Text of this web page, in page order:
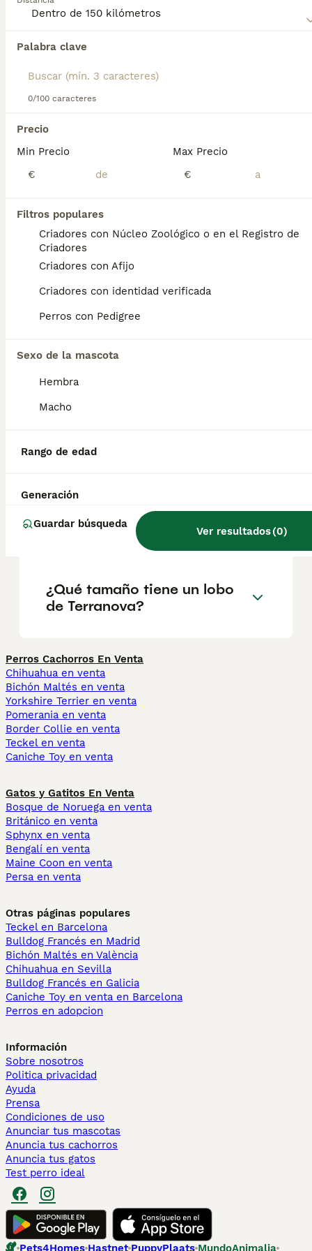
Palabra clave
0/100 caracteres
Precio
Min Precio
€
Max Precio
€
Filtros populares
Criadores con Núcleo Zoológico o en el Registro de
Criadores
Criadores con Afijo
Criadores con identidad verificada
Perros con Pedigree
Sexo de la mascota
Hembra
Macho
Rango de edad
Generación
Guardar búsqueda
Ver resultados(0)
para obtener información sobre esta raza de perro.
Encontramos 0 Terranova Cachorros en venta
Si deseas exactamente esta búsqueda guarda tu
búsqueda y espera el resultado perfecto:
Preguntas frecuentes
¿Cuánto cuesta un cachorro
de Terranova?
El coste medio de un cachorro de Terranova
en España es de aproximadamente 972€,
aunque los precios pueden variar según
factores como el pedigrí, la reputación del
¿Cómo son los cachorros de
¿Cuánto come un Terranova
¿Cuál es el significado de
Terranova?
¿Qué tamaño tiene un lobo
de Terranova?
Perros Cachorros En Venta
Chihuahua en venta
Bichón Maltés en venta
Yorkshire Terrier en venta
Pomerania en venta
Border Collie en venta
Teckel en venta
Caniche Toy en venta
Gatos y Gatitos En Venta
Bosque de Noruega en venta
Británico en venta
Sphynx en venta
Bengalí en venta
Maine Coon en venta
Persa en venta
Otras páginas populares
Teckel en Barcelona
Bulldog Francés en Madrid
Bichón Maltés en València
Chihuahua en Sevilla
Bulldog Francés en Galicia
Caniche Toy en venta en Barcelona
Perros en adopcion
Información
Sobre nosotros
Politica privacidad
Ayuda
Prensa
Condiciones de uso
Anunciar tus mascotas
Anuncia tus cachorros
Anuncia tus gatos
Test perro ideal